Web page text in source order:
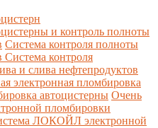
и контроль полноты
Система контроля полноты
Система контроля
и слива нефтепродуктов
электронная пломбировка
автоцистерны Очень
пломбировки
ЛОКОЙЛ электронной